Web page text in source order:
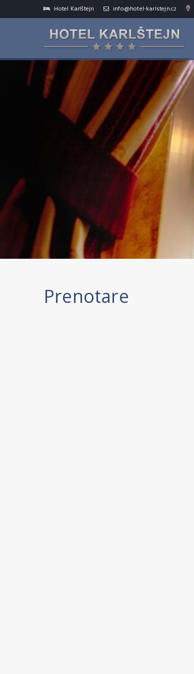
Hotel Karlštejn info@hotel-karlstejn.cz
Prenotare